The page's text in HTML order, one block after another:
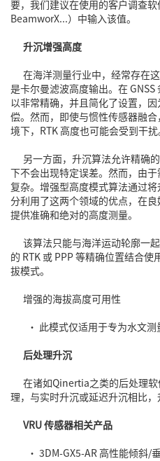
要，我们建议在使用的客户调查软
BeamworX...）中输入该值。
升沉增强高度
在海洋测量行业中，经常存在
是卡尔曼滤波高度输出。在GNSS
以非常精确，并且简化了设置，
偿。然而，即使与惯性传感器融
境下，RTK 高度也可能会受到干扰
另一方面，升沉算法允许精确
下不会出现特定误差。然而，由
复杂。增强型高度模式算法通过
分利用了这两个领域的优点，在
提供准确和绝对的高度测量。
该算法只能与海洋运动轮廓一
的 RTK 或 PPP 等精确位置结合
拔模式。
增强的海拔高度可用性
• 此模式仅适用于专为水文测
后处理升沉
在诸如Qinertia之类的后处理软
理，与实时升沉或延迟升沉相比，
VRU 传感器相关产品
• 3DM-GX5-AR 高性能倾斜/